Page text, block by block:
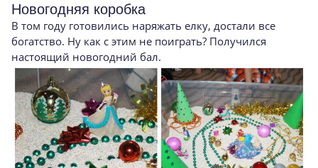
Новогодняя коробка
В том году готовились наряжать елку, достали все
богатство. Ну как с этим не поиграть? Получился
настоящий новогодний бал.